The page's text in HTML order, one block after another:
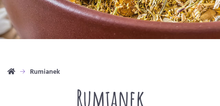
Rumianek
Rumianek